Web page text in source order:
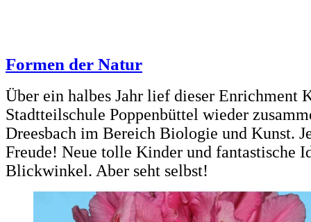
Formen der Natur
Über ein halbes Jahr lief dieser Enrichment
Stadtteilschule Poppenbüttel wieder
Dreesbach im Bereich Biologie und Kunst.
Freude! Neue tolle Kinder und fantastische
Blickwinkel. Aber seht selbst!